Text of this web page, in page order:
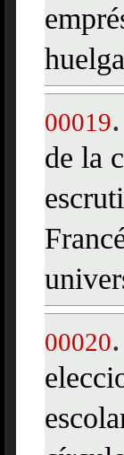
00019.
de la
00020.